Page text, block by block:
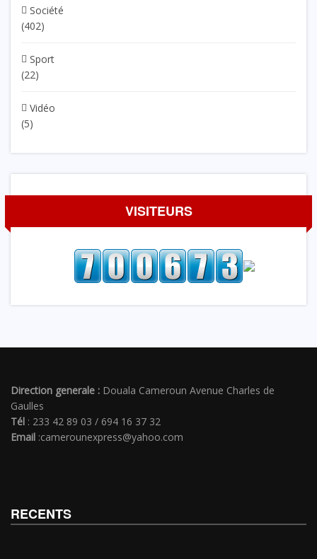
Société
(402)
Sport
(22)
Vidéo
(5)
VISITEURS
Direction generale : Douala Cameroun Avenue Charles de
Gaulles
Tél : 233 42 89 03 / 694 16 37 32
Email :camerounexpress@yahoo.com
RECENTS